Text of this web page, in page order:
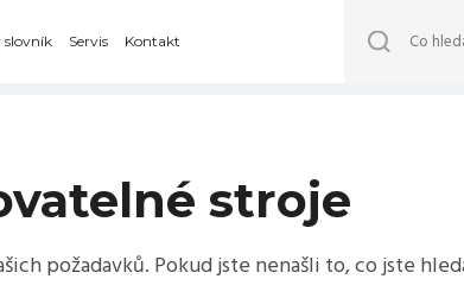
slovník Servis Kontakt
stroje
požadavků. Pokud jste nenašli to, co jste